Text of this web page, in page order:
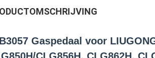
Gaspedaal voor